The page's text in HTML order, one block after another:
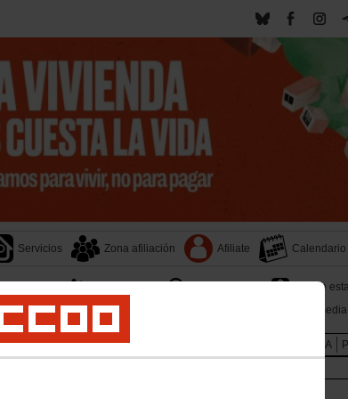
Servicios Zona afiliación Afiliate
Dónde
Documentos
Multimedia
Ambiente Jóvenes Empleo LGTBIQA